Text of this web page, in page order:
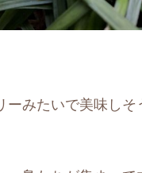
ーみたいで美味しそ